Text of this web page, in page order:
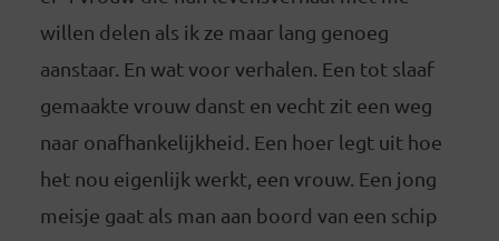
willen delen als ik ze maar lang genoeg
aanstaar. En wat voor verhalen. Een tot slaaf
gemaakte vrouw danst en vecht zit een weg
naar onafhankelijkheid. Een hoer legt uit hoe
het nou eigenlijk werkt, een vrouw. Een jong
meisje gaat als man aan boord van een schip